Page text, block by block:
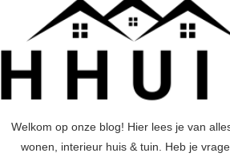
Welkom op onze blog! Hier lees je van
wonen, interieur huis & tuin. Heb je